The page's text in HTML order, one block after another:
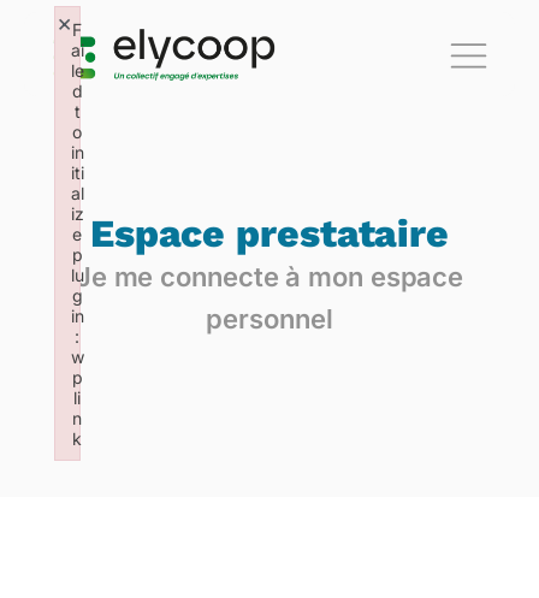
Espace prestataire
Je me connecte à mon espace
personnel
F
ai
le
d
t
o
in
iti
al
iz
e
p
lu
g
in
:
w
p
li
n
k
×
Failed to initialize plugin: wplink